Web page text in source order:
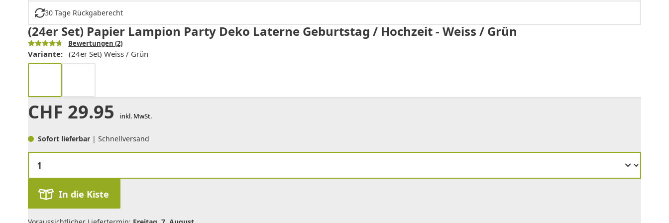
30 Tage Rückgaberecht
(24er Set) Papier Lampion Party Deko Laterne Geburtstag / Hochzeit - Weiss / Grün
Bewertungen (2)
Variante: (24er Set) Weiss / Grün
CHF 29.95 inkl. MwSt.
Sofort lieferbar | Schnellversand
In die Kiste